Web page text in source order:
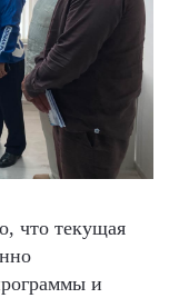
что текущая
и